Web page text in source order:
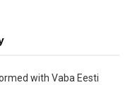
with Vaba Eesti